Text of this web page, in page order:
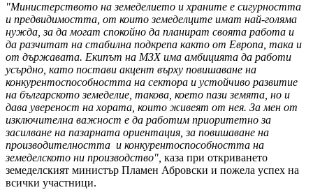
"Министерството на земеделието и храните е сигурността
и предвидимостта, от които земеделците имат най-голяма
нужда, за да могат спокойно да планират своята работа и
да разчитат на стабилна подкрепа както от Европа, така и
от държавата. Екипът на МЗХ има амбицията да работи
усърдно, като постави акцент върху повишаване на
конкурентоспособността на сектора и устойчиво развитие
на българското земеделие, такова, което пази земята, но и
дава увереност на хората, които живеят от нея. За мен от
изключителна важност е да работим приоритетно за
засилване на пазарната ориентация, за повишаване на
производителността и конкурентоспособността на
земеделското ни производство", каза при откриването
земеделският министър Пламен Абровски и пожела успех на
всички участници.